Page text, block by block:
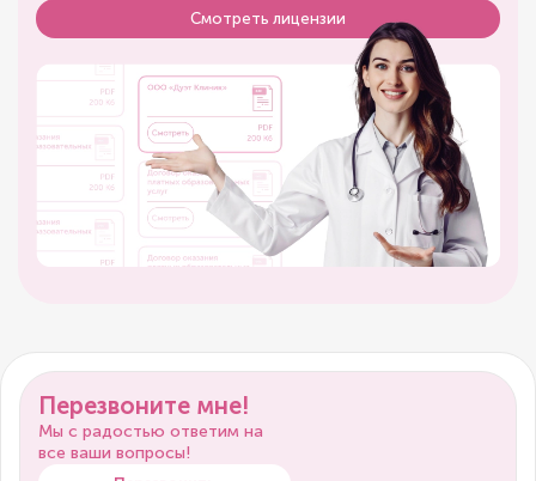
Смотреть лицензии
Перезвоните мне!
Мы с радостью ответим на
все ваши вопросы!